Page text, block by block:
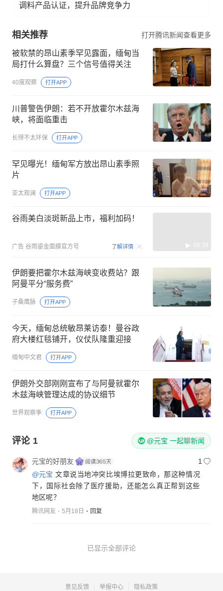
调料产品认证，提升品牌竞争力
相关推荐 打开腾讯新闻查看更多
被软禁的昂山素季罕见露面，缅甸当
局打什么算盘？三个信号值得关注
40度观察 打开APP
川普警告伊朗：若不开放霍尔木兹海
峡，将面临重击
长得不太环保 打开APP
罕见曝光！缅甸军方放出昂山素季照
片
亚太观澜 打开APP
谷雨美白淡斑新品上市，福利加码！
广告 谷雨鎏金面膜官方号 了解详情 00:39
伊朗要把霍尔木兹海峡变收费站？跟
阿曼平分“服务费”
子桑鹰脉 打开APP
今天，缅甸总统敏昂莱访泰！曼谷政
府大楼红毯铺开，仪仗队隆重迎接
缅甸中文君 打开APP
伊朗外交部刚刚宣布了与阿曼就霍尔
木兹海峡管理达成的协议细节
世界观察季 打开APP
评论 1 @元宝 一起聊新闻
元宝的好朋友
1
@元宝 文章说当地冲突比埃博拉更致命，那这种情况
下，国际社会除了医疗援助，还能怎么真正帮到这些
地区呢？
腾讯网友 5月18日 回复
已显示全部评论
意见反馈 举报中心 隐私政策